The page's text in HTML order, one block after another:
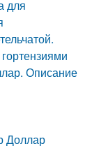
для
Описание
Доллар